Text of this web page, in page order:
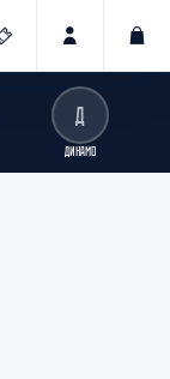
Д
ДИНАМО